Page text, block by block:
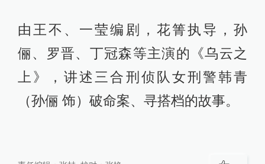
由王不、一莹编剧，花箐执导，孙
俪、罗晋、丁冠森等主演的《乌云之
上》，讲述三合刑侦队女刑警韩青
（孙俪 饰）破命案、寻搭档的故事。